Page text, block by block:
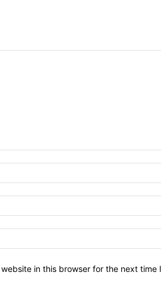
in this browser for the next time